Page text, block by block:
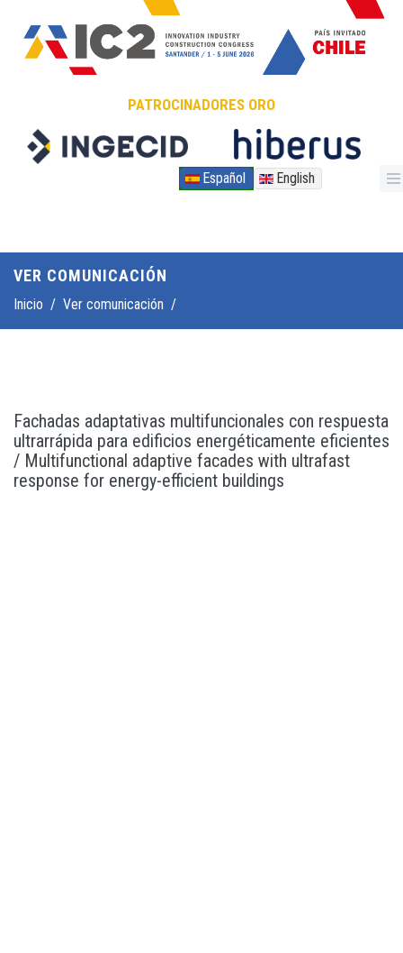
Pasar al contenido principal
PATROCINADORES ORO
Español English
VER COMUNICACIÓN
Inicio / Ver comunicación /
Fachadas adaptativas multifuncionales con respuesta
ultrarrápida para edificios energéticamente eficientes
/ Multifunctional adaptive facades with ultrafast
response for energy-efficient buildings